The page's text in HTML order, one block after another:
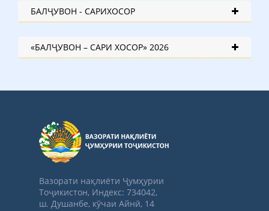
БАЛҶУВОН - САРИХОСОР
«БАЛҶУВОН – САРИ ХОСОР» 2026
Вазорати нақлиёти Ҷумҳурии
Тоҷикистон, Индекс: 734042,
ш. Душанбе, кӯчаи Айнӣ, 14